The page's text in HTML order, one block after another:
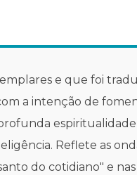
e que foi
a intenção de
Reflete as
do cotidiano" e